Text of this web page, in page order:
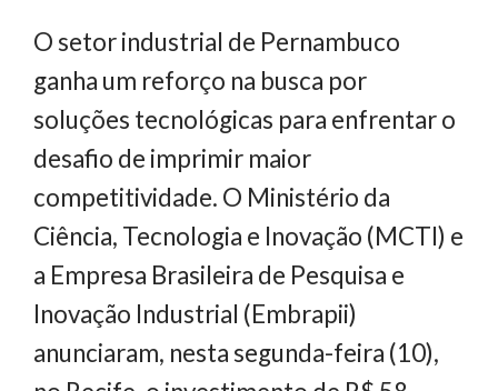
O setor industrial de Pernambuco
ganha um reforço na busca por
soluções tecnológicas para enfrentar o
desafio de imprimir maior
competitividade. O Ministério da
Ciência, Tecnologia e Inovação (MCTI) e
a Empresa Brasileira de Pesquisa e
Inovação Industrial (Embrapii)
anunciaram, nesta segunda-feira (10),